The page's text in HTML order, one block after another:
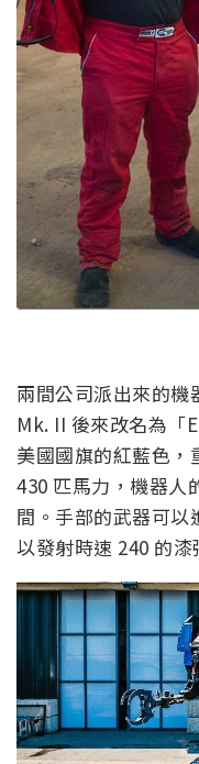
兩間公司派出來的
Mk. II 後來改名為「
美國國旗的紅藍色，
430 匹馬力，機器人
間。手部的武器可以
以發射時速 240 的漆